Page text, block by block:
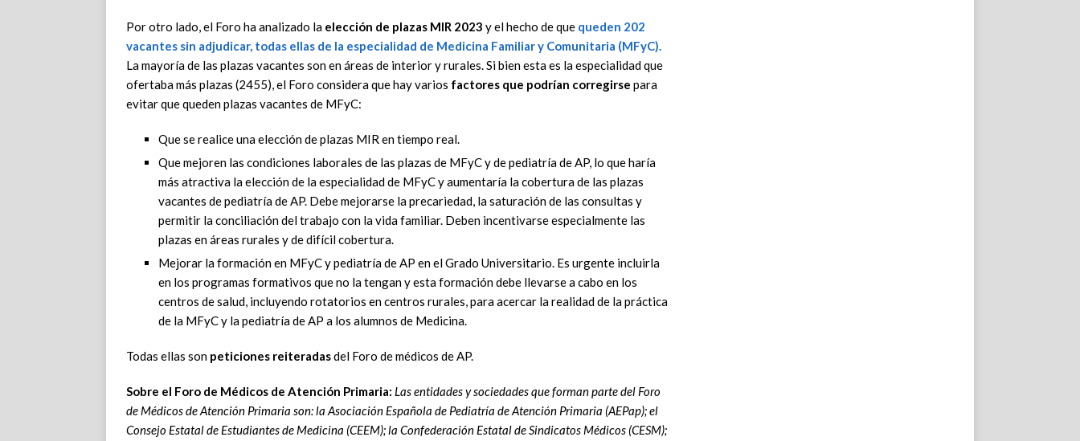
Por otro lado, el Foro ha analizado la elección de plazas MIR 2023 y el hecho de que queden 202
vacantes sin adjudicar, todas ellas de la especialidad de Medicina Familiar y Comunitaria (MFyC).
La mayoría de las plazas vacantes son en áreas de interior y rurales. Si bien esta es la especialidad que
ofertaba más plazas (2455), el Foro considera que hay varios factores que podrían corregirse para
evitar que queden plazas vacantes de MFyC:
Que se realice una elección de plazas MIR en tiempo real.
Que mejoren las condiciones laborales de las plazas de MFyC y de pediatría de AP, lo que haría
más atractiva la elección de la especialidad de MFyC y aumentaría la cobertura de las plazas
vacantes de pediatría de AP. Debe mejorarse la precariedad, la saturación de las consultas y
permitir la conciliación del trabajo con la vida familiar. Deben incentivarse especialmente las
plazas en áreas rurales y de difícil cobertura.
Mejorar la formación en MFyC y pediatría de AP en el Grado Universitario. Es urgente incluirla
en los programas formativos que no la tengan y esta formación debe llevarse a cabo en los
centros de salud, incluyendo rotatorios en centros rurales, para acercar la realidad de la práctica
de la MFyC y la pediatría de AP a los alumnos de Medicina.
Todas ellas son peticiones reiteradasdel Foro de médicos de AP.
Sobre el Foro de Médicos de Atención Primaria: Las entidades y sociedades que forman parte del Foro
de Médicos de Atención Primaria son: la Asociación Española de Pediatría de Atención Primaria (AEPap); el
Consejo Estatal de Estudiantes de Medicina (CEEM); la Confederación Estatal de Sindicatos Médicos (CESM);